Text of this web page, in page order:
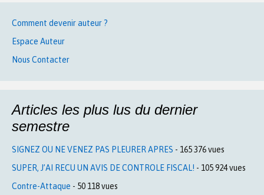
Comment devenir auteur ?
Espace Auteur
Nous Contacter
Articles les plus lus du dernier
semestre
SIGNEZ OU NE VENEZ PAS PLEURER APRES - 165 376 vues
SUPER, J’AI RECU UN AVIS DE CONTROLE FISCAL! - 105 924 vues
Contre-Attaque - 50 118 vues